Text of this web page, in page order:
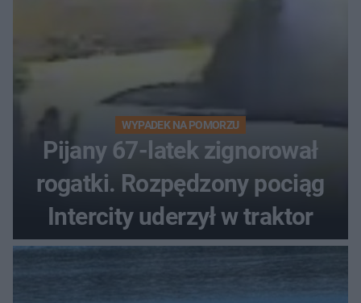
WYPADEK NA POMORZU
Pijany 67-latek zignorował
rogatki. Rozpędzony pociąg
Intercity uderzył w traktor